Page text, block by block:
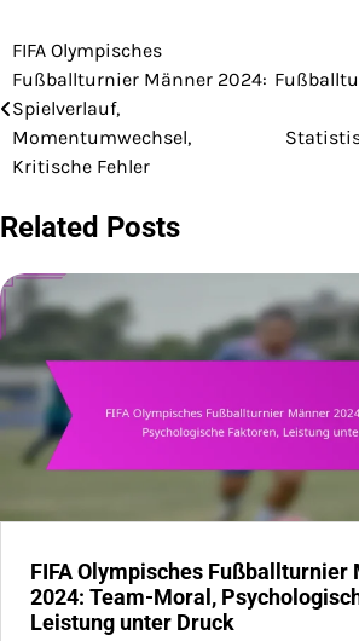
Post
navigation
FIFA Olympisches
Fußballturnier Männer 2024:
Spielverlauf,
Momentumwechsel,
Kritische Fehler
Related Posts
FIFA Olympisches Fußballturnier
2024: Team-Moral,
Leistung unter Druck